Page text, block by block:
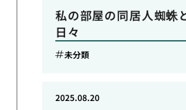
私の部屋の同居人蜘蛛
日々
未分類
2025.08.20